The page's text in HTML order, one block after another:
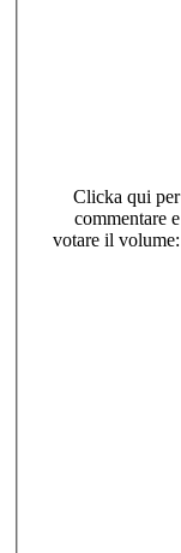
Clicka qui per
commentare e
votare il volume: